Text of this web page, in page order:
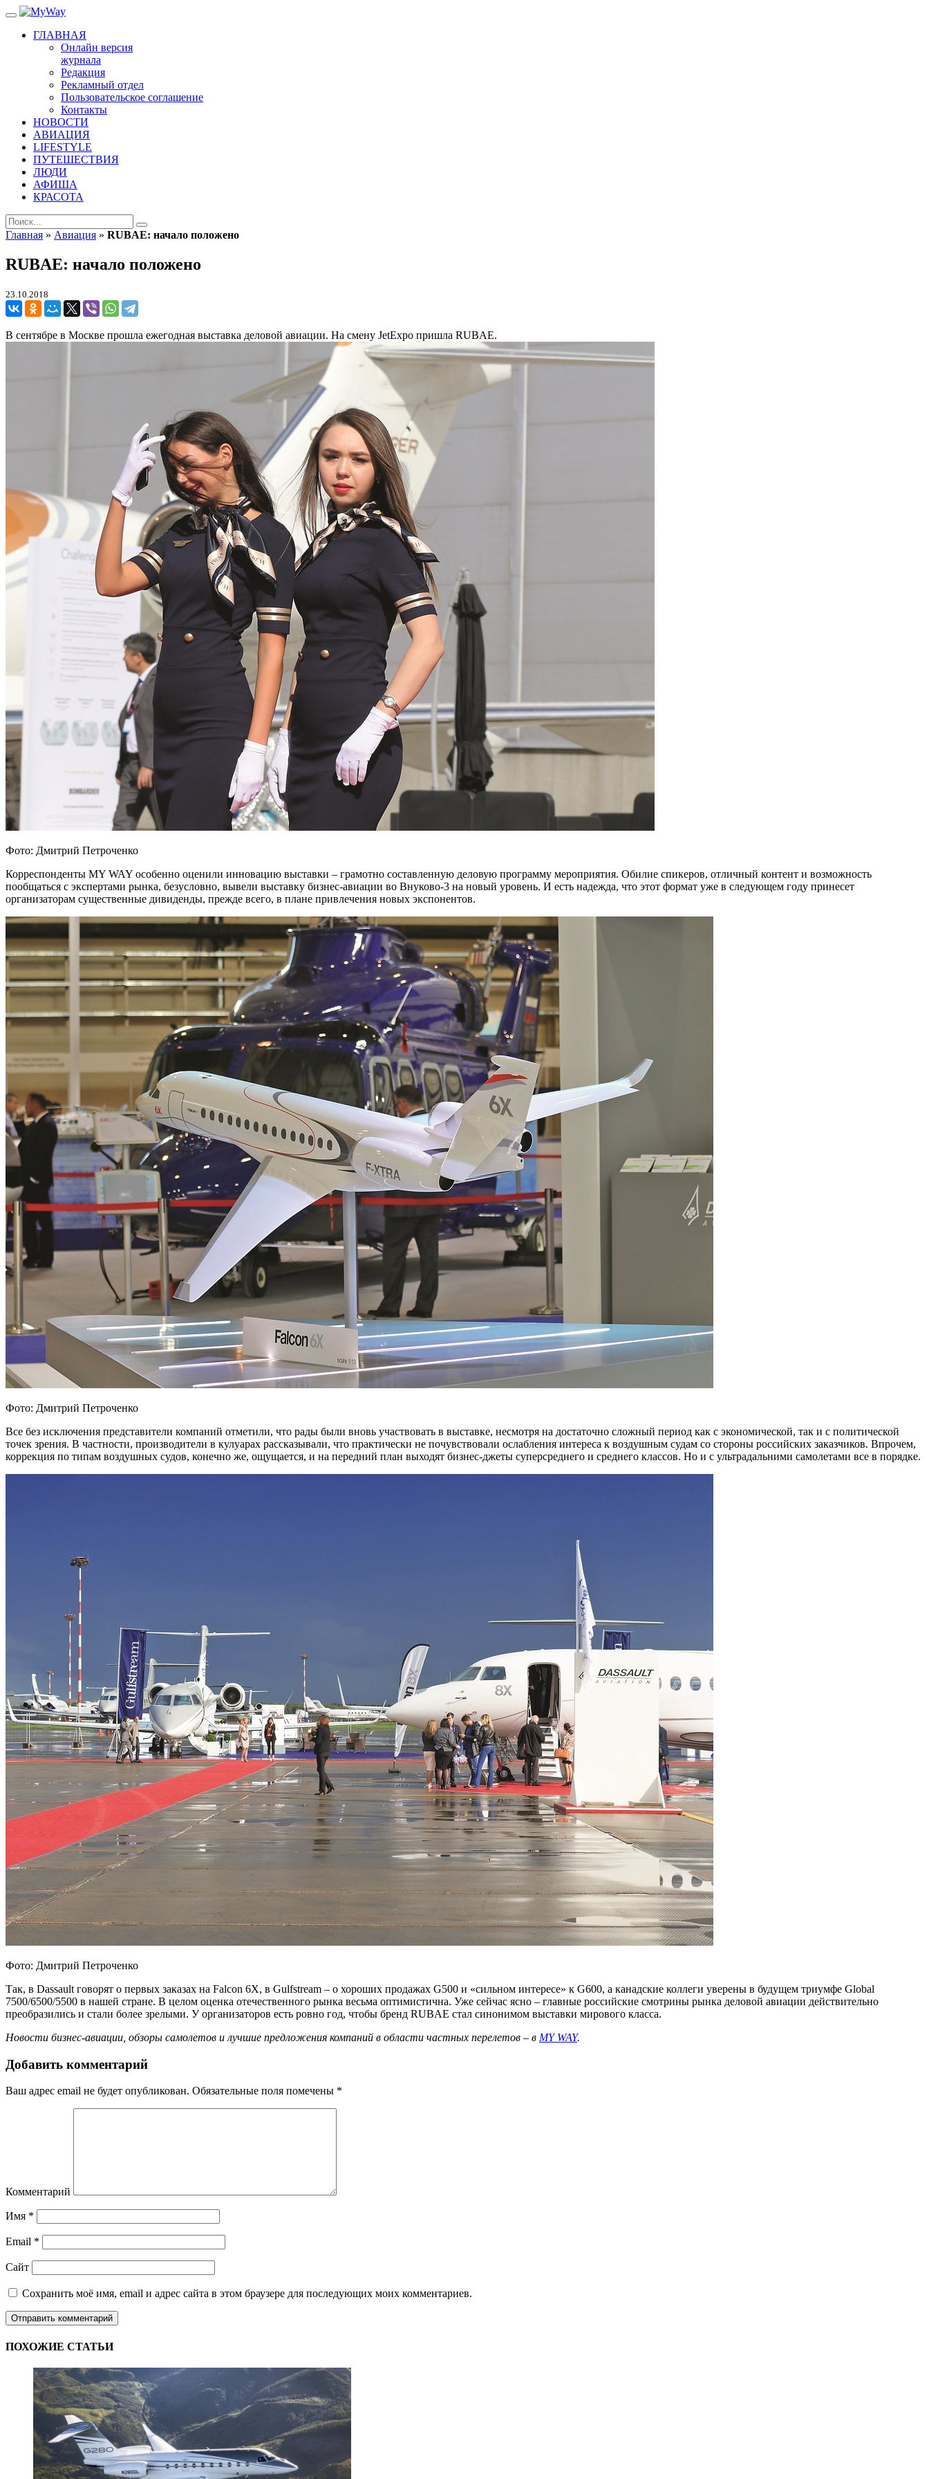
ГЛАВНАЯ
Онлайн версия
журнала
Редакция
Рекламный отдел
Пользовательское соглашение
Контакты
НОВОСТИ
АВИАЦИЯ
LIFESTYLE
ПУТЕШЕСТВИЯ
ЛЮДИ
АФИША
КРАСОТА
Главная » Авиация » RUBAE: начало положено
RUBAE: начало положено
23.10.2018
В сентябре в Москве прошла ежегодная выставка деловой авиации. На смену JetExpo пришла RUBAE.
Фото: Дмитрий Петроченко
Корреспонденты MY WAY особенно оценили инновацию выставки – грамотно составленную деловую программу мероприятия. Обилие спикеров, отличный контент и возможность
пообщаться с экспертами рынка, безусловно, вывели выставку бизнес-авиации во Внуково-3 на новый уровень. И есть надежда, что этот формат уже в следующем году принесет
организаторам существенные дивиденды, прежде всего, в плане привлечения новых экспонентов.
Фото: Дмитрий Петроченко
Все без исключения представители компаний отметили, что рады были вновь участвовать в выставке, несмотря на достаточно сложный период как с экономической, так и с политической
точек зрения. В частности, производители в кулуарах рассказывали, что практически не почувствовали ослабления интереса к воздушным судам со стороны российских заказчиков. Впрочем,
коррекция по типам воздушных судов, конечно же, ощущается, и на передний план выходят бизнес-джеты суперсреднего и среднего классов. Но и с ультрадальними самолетами все в порядке.
Фото: Дмитрий Петроченко
Так, в Dassault говорят о первых заказах на Falcon 6X, в Gulfstream – о хороших продажах G500 и «сильном интересе» к G600, а канадские коллеги уверены в будущем триумфе Global
7500/6500/5500 в нашей стране. В целом оценка отечественного рынка весьма оптимистична. Уже сейчас ясно – главные российские смотрины рынка деловой авиации действительно
преобразились и стали более зрелыми. У организаторов есть ровно год, чтобы бренд RUBAE стал синонимом выставки мирового класса.
Новости бизнес-авиации, обзоры самолетов и лучшие предложения компаний в области частных перелетов – в MY WAY.
Добавить комментарий
Ваш адрес email не будет опубликован. Обязательные поля помечены *
Комментарий
Имя *
Email *
Сайт
Сохранить моё имя, email и адрес сайта в этом браузере для последующих моих комментариев.
ПОХОЖИЕ СТАТЬИ